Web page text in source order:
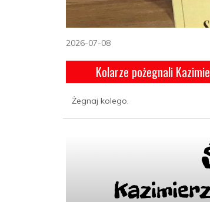
2026-07-08
Kolarze pożegnali
Żegnaj kolego.